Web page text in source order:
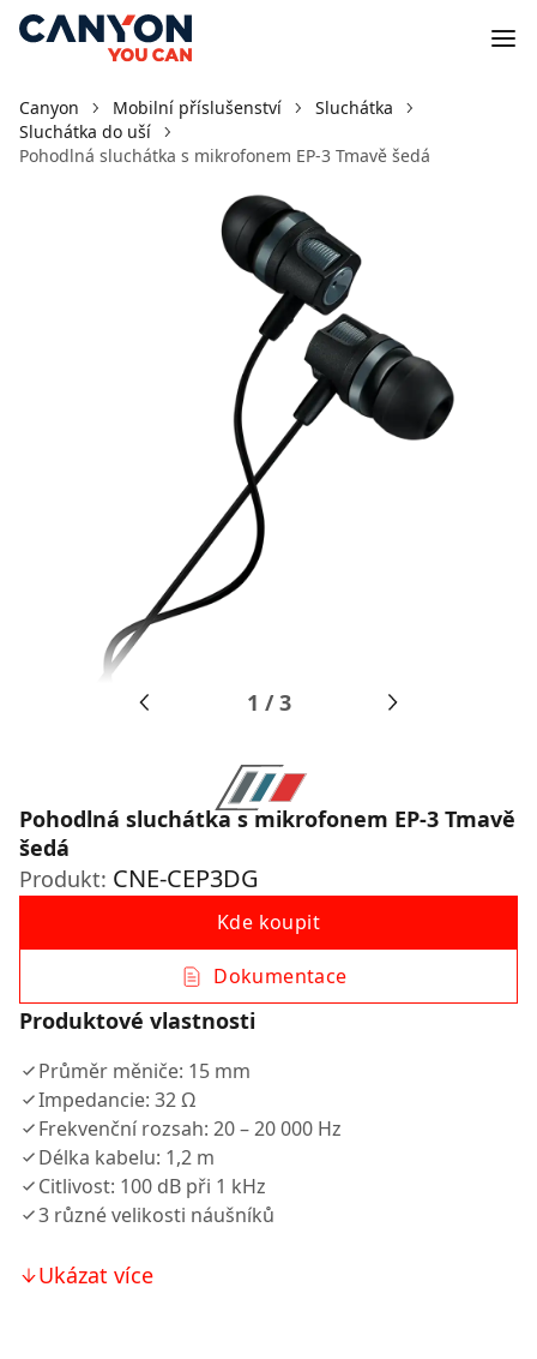
Canyon Mobilní příslušenství
Sluchátka
Sluchátka do uší
Pohodlná sluchátka s mikrofonem EP-3 Tmavě šedá
1 /3
Pohodlná sluchátka s mikrofonem EP-3 Tmavě
šedá
Produkt: CNE-CEP3DG
Kde koupit
Dokumentace
Produktové vlastnosti
Průměr měniče: 15 mm
Impedancie: 32 Ω
Frekvenční rozsah: 20 – 20 000 Hz
Délka kabelu: 1,2 m
Citlivost: 100 dB při 1 kHz
3 různé velikosti náušníků
Ukázat více